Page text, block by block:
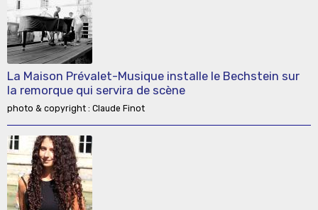
La Maison Prévalet-Musique installe le Bechstein sur
la remorque qui servira de scène
photo & copyright : Claude Finot